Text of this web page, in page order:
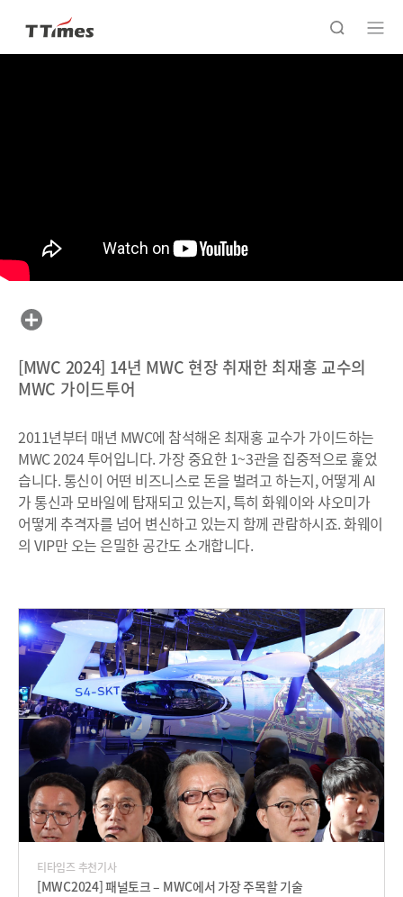
[MWC 2024] 14년 MWC 현장 취재한 최재홍 교수의
MWC 가이드투어
2011년부터 매년 MWC에 참석해온 최재홍 교수가 가이드하는
MWC 2024 투어입니다. 가장 중요한 1~3관을 집중적으로 훑었
습니다. 통신이 어떤 비즈니스로 돈을 벌려고 하는지, 어떻게 AI
가 통신과 모바일에 탑재되고 있는지, 특히 화웨이와 샤오미가
어떻게 추격자를 넘어 변신하고 있는지 함께 관람하시죠. 화웨이
의 VIP만 오는 은밀한 공간도 소개합니다.
티타임즈 추천기사
[MWC2024] 패널토크 – MWC에서 가장 주목할 기술